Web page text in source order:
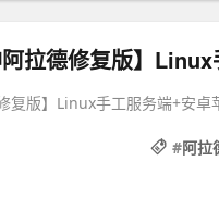
复版】Linux手工服务端+安卓
#阿拉